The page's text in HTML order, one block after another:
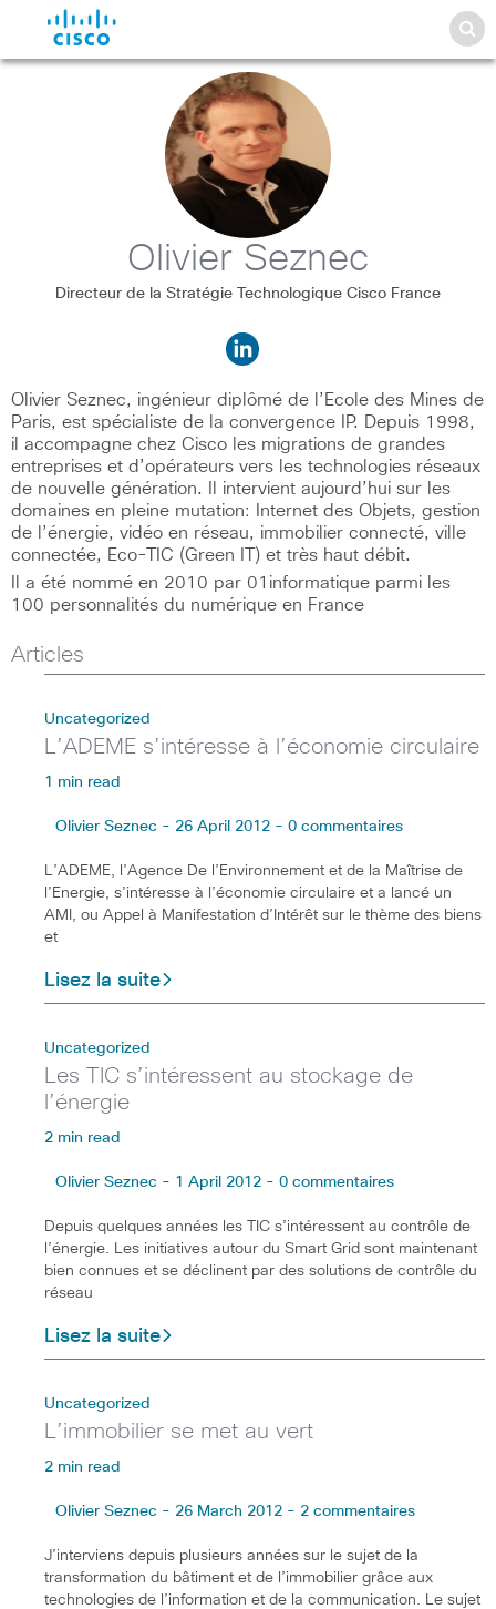
Olivier Seznec
Directeur de la Stratégie Technologique Cisco France
Olivier Seznec, ingénieur diplômé de l’Ecole des Mines de
Paris, est spécialiste de la convergence IP. Depuis 1998,
il accompagne chez Cisco les migrations de grandes
entreprises et d’opérateurs vers les technologies réseaux
de nouvelle génération. Il intervient aujourd’hui sur les
domaines en pleine mutation: Internet des Objets, gestion
de l’énergie, vidéo en réseau, immobilier connecté, ville
connectée, Eco-TIC (Green IT) et très haut débit.
Il a été nommé en 2010 par 01informatique parmi les
100 personnalités du numérique en France
Articles
Uncategorized
L’ADEME s’intéresse à l’économie circulaire
1 min read
Olivier Seznec - 26 April 2012 - 0 commentaires
L’ADEME, l’Agence De l’Environnement et de la Maîtrise de
l’Energie, s’intéresse à l’économie circulaire et a lancé un
AMI, ou Appel à Manifestation d’Intérêt sur le thème des biens
et
Lisez la suite
Uncategorized
Les TIC s’intéressent au stockage de
l’énergie
2 min read
Olivier Seznec - 1 April 2012 - 0 commentaires
Depuis quelques années les TIC s’intéressent au contrôle de
l’énergie. Les initiatives autour du Smart Grid sont maintenant
bien connues et se déclinent par des solutions de contrôle du
réseau
Lisez la suite
Uncategorized
L’immobilier se met au vert
2 min read
Olivier Seznec - 26 March 2012 - 2 commentaires
J’interviens depuis plusieurs années sur le sujet de la
transformation du bâtiment et de l’immobilier grâce aux
technologies de l’information et de la communication. Le sujet